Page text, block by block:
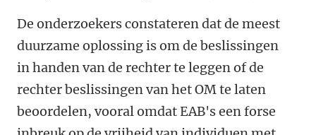
De onderzoekers constateren dat de meest
duurzame oplossing is om de beslissingen
in handen van de rechter te leggen of de
rechter beslissingen van het OM te laten
beoordelen, vooral omdat EAB's een forse